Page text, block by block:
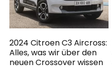
2024 Citroen C3 Aircross:
Alles, was wir über den
neuen Crossover wissen